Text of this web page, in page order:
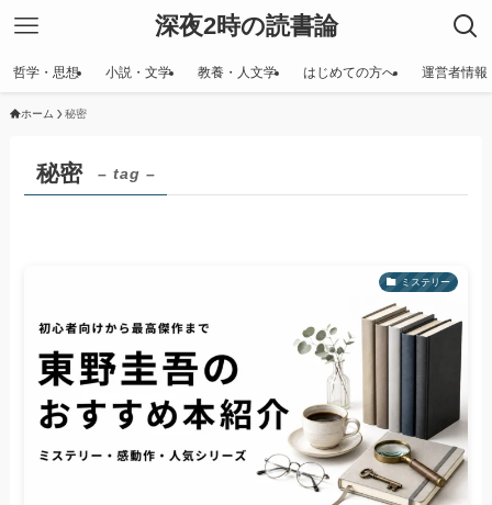
深夜2時の読書論
哲学・思想 小説・文学 教養・人文学 はじめての方へ 運営者情報
ホーム 秘密
秘密 – tag –
ミステリー